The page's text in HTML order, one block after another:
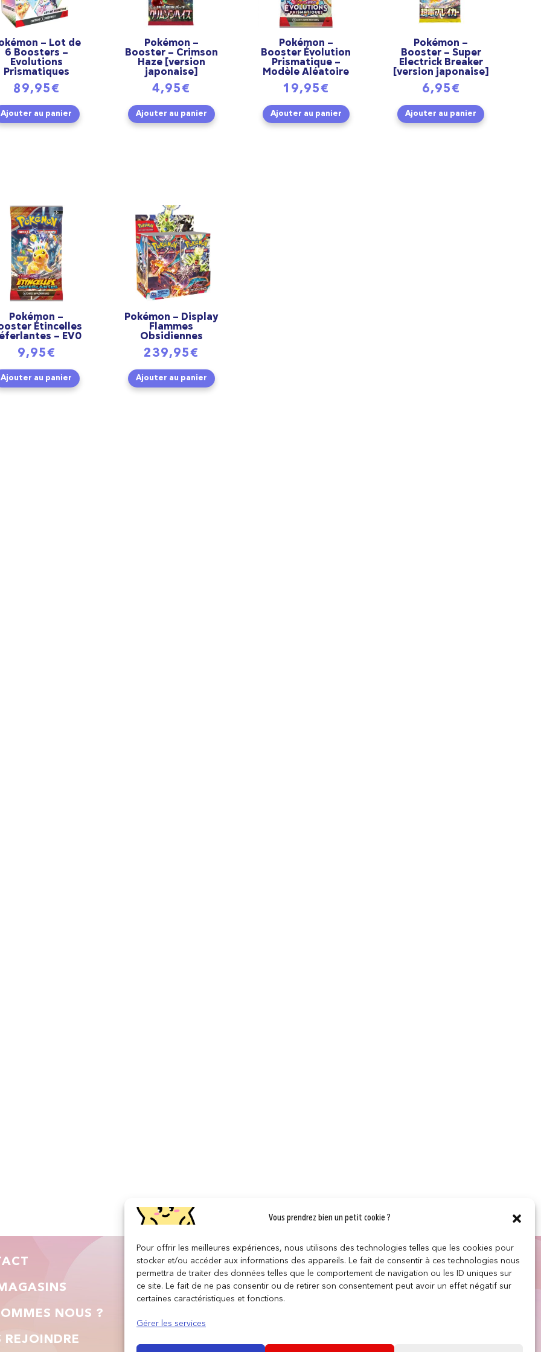
Vous prendrez bien un petit cookie ?
Pour offrir les meilleures expériences, nous utilisons des technologies telles que les cookies pour
stocker et/ou accéder aux informations des appareils. Le fait de consentir à ces technologies nous
permettra de traiter des données telles que le comportement de navigation ou les ID uniques sur
ce site. Le fait de ne pas consentir ou de retirer son consentement peut avoir un effet négatif sur
certaines caractéristiques et fonctions.
Gérer les services
– Lot de
6 Boosters –
Evolutions
Prismatiques
89,95€
Ajouter au panier
Pokémon –
Booster – Crimson
Haze [version
japonaise]
4,95€
Ajouter au panier
Pokémon –
Booster Évolution
Prismatique –
Modèle Aléatoire
19,95€
Ajouter au panier
Pokémon –
Booster – Super
Electrick Breaker
[version japonaise]
6,95€
Ajouter au panier
Pokémon –
Étincelles
– EV0
9,95€
Ajouter au panier
Pokémon – Display
Flammes
Obsidiennes
239,95€
Ajouter au panier
NOUS ?
REJOINDRE
INFORMATIONS LÉGALES
Conditions générales de vente
SUIVEZ NOUS